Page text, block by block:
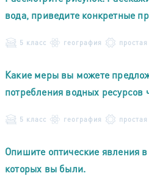
вода, приведите конкретные
5 класс география простая
Какие меры вы можете
потребления водных ресурсов
5 класс география простая
Опишите оптические явления
которых вы были.